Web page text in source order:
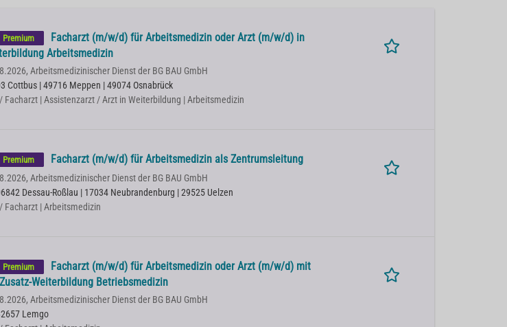
Premium
Facharzt (m/w/d) für Arbeitsmedizin oder Arzt (m/w/d) in
Arbeitsmedizin
Arbeitsmedizinischer Dienst der BG BAU GmbH
Cottbus | 49716 Meppen | 49074 Osnabrück
Facharzt | Assistenzarzt / Arzt in Weiterbildung | Arbeitsmedizin
Premium Facharzt (m/w/d) für Arbeitsmedizin als Zentrumsleitung
Arbeitsmedizinischer Dienst der BG BAU GmbH
Dessau-Roßlau | 17034 Neubrandenburg | 29525 Uelzen
Facharzt | Arbeitsmedizin
Premium
Facharzt (m/w/d) für Arbeitsmedizin oder Arzt (m/w/d) mit
Weiterbildung Betriebsmedizin
Arbeitsmedizinischer Dienst der BG BAU GmbH
Lemgo